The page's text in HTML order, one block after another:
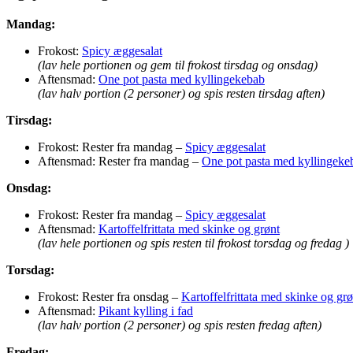
Mandag:
Frokost: Spicy æggesalat
(lav hele portionen og gem til frokost tirsdag og onsdag)
Aftensmad: One pot pasta med kyllingekebab
(lav halv portion (2 personer) og spis resten tirsdag aften)
Tirsdag:
Frokost: Rester fra mandag – Spicy æggesalat
Aftensmad: Rester fra mandag – One pot pasta med
Onsdag:
Frokost: Rester fra mandag – Spicy æggesalat
Aftensmad: Kartoffelfrittata med skinke og grønt
(lav hele portionen og spis resten til frokost torsdag og fredag )
Torsdag:
Frokost: Rester fra onsdag – Kartoffelfrittata med skinke og
Aftensmad: Pikant kylling i fad
(lav halv portion (2 personer) og spis resten fredag aften)